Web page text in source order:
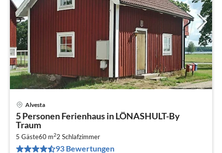
Alvesta
5 Personen Ferienhaus in LÖNASHULT-By
Traum
5 Gäste60 m22 Schlafzimmer
93 Bewertungen